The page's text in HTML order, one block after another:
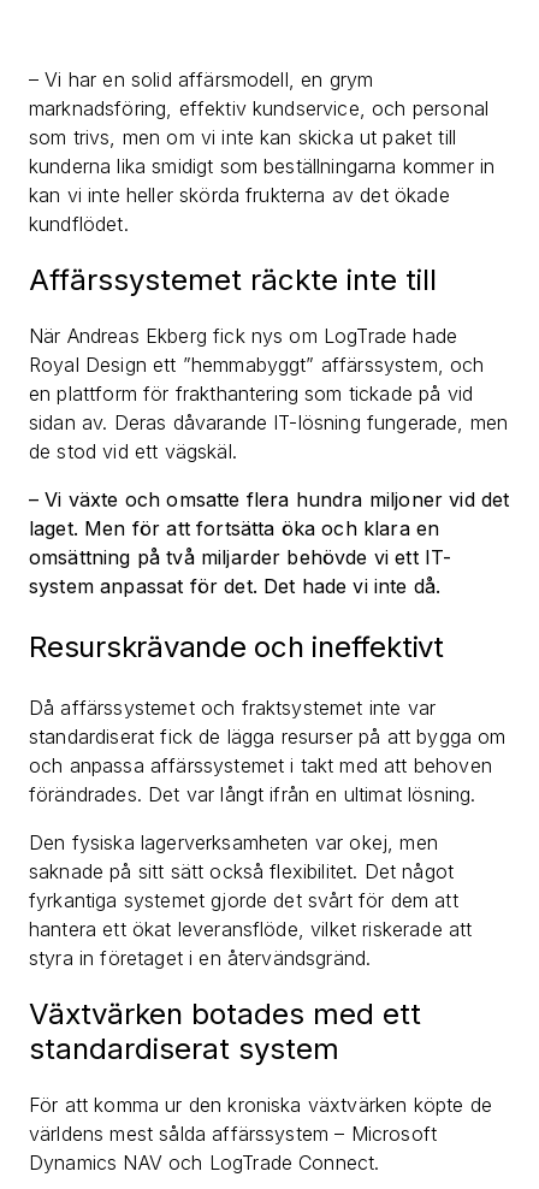
– Vi har en solid affärsmodell, en grym
marknadsföring, effektiv kundservice, och personal
som trivs, men om vi inte kan skicka ut paket till
kunderna lika smidigt som beställningarna kommer in
kan vi inte heller skörda frukterna av det ökade
kundflödet.
Affärssystemet räckte inte till
När Andreas Ekberg fick nys om LogTrade hade
Royal Design ett ”hemmabyggt” affärssystem, och
en plattform för frakthantering som tickade på vid
sidan av. Deras dåvarande IT-lösning fungerade, men
de stod vid ett vägskäl.
– Vi växte och omsatte flera hundra miljoner vid det
laget. Men för att fortsätta öka och klara en
omsättning på två miljarder behövde vi ett IT-
system anpassat för det. Det hade vi inte då.
Resurskrävande och ineffektivt
Då affärssystemet och fraktsystemet inte var
standardiserat fick de lägga resurser på att bygga om
och anpassa affärssystemet i takt med att behoven
förändrades. Det var långt ifrån en ultimat lösning.
Den fysiska lagerverksamheten var okej, men
saknade på sitt sätt också flexibilitet. Det något
fyrkantiga systemet gjorde det svårt för dem att
hantera ett ökat leveransflöde, vilket riskerade att
styra in företaget i en återvändsgränd.
Växtvärken botades med ett
standardiserat system
För att komma ur den kroniska växtvärken köpte de
världens mest sålda affärssystem – Microsoft
Dynamics NAV och LogTrade Connect.